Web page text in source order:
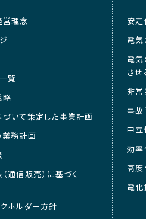
理念
覧
略
いて策定した事業計画
務計画
通信販売）に基づく
ホルダー方針
安
電気
電気
させ
非常
事故
中立
効
高
電